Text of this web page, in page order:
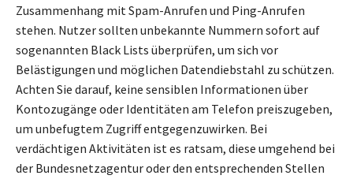
Zusammenhang mit Spam-Anrufen und Ping-Anrufen
stehen. Nutzer sollten unbekannte Nummern sofort auf
sogenannten Black Lists überprüfen, um sich vor
Belästigungen und möglichen Datendiebstahl zu schützen.
Achten Sie darauf, keine sensiblen Informationen über
Kontozugänge oder Identitäten am Telefon preiszugeben,
um unbefugtem Zugriff entgegenzuwirken. Bei
verdächtigen Aktivitäten ist es ratsam, diese umgehend bei
der Bundesnetzagentur oder den entsprechenden Stellen